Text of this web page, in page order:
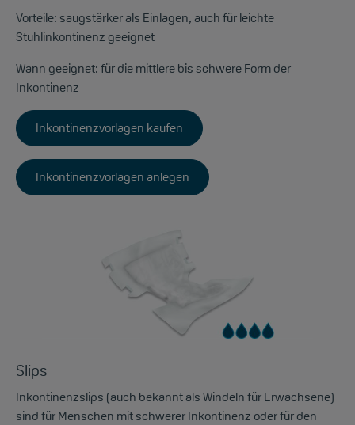
Vorteile:saugstärker als Einlagen, auch für leichte
Stuhlinkontinenz geeignet
Wann geeignet:für die mittlere bis schwere Form der
Inkontinenz
Inkontinenzvorlagen kaufen
Inkontinenzvorlagen anlegen
Slips
Inkontinenzslips (auch bekannt als Windeln für Erwachsene)
sind für Menschen mit schwerer Inkontinenz oder für den